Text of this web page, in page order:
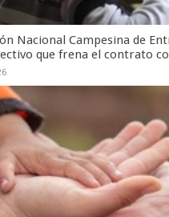
Nacional Campesina de
que frena el contrato